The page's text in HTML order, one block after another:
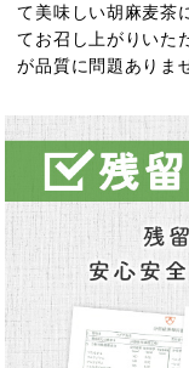
て美味しい胡麻麦茶
てお召し上がりいた
が品質に問題ありま